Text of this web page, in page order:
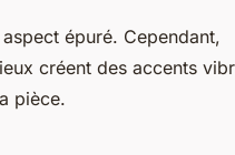
épuré. Cependant,
créent des accents
pièce.